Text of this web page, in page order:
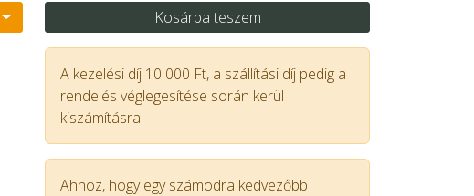
Kosárba teszem
A kezelési díj 10 000 Ft, a szállítási díj pedig a
rendelés véglegesítése során kerül
kiszámításra.
Ahhoz, hogy egy számodra kedvezőbb